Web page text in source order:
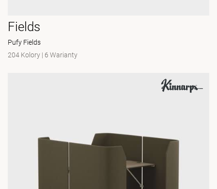
Fields
Pufy Fields
204 Kolory | 6 Warianty